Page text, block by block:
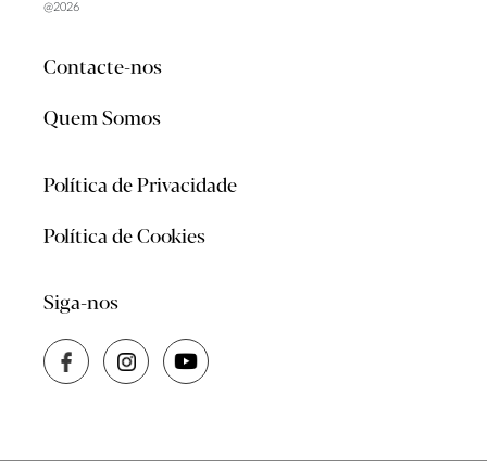
@2026
Contacte-nos
Quem Somos
Política de Privacidade
Política de Cookies
Siga-nos